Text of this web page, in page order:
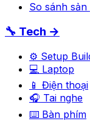
So sánh sản
🔧 Tech →
⚙️ Setup
💻 Laptop
📱 Điện thoại
🎧 Tai nghe
⌨️ Bàn phím